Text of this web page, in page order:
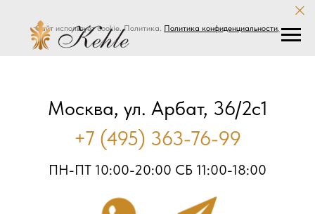
Сайт использует cookie. Политика. Политика конфиденциальности.
+7 (495) 363-76-99
ПН-ПТ 10:00-20:00 СБ 11:00-18:00